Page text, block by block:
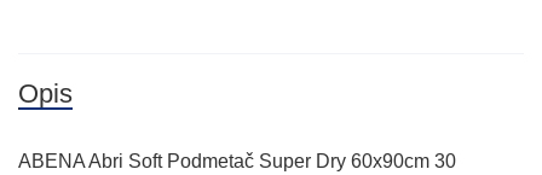
Opis
ABENA Abri Soft Podmetač Super Dry 60x90cm 30